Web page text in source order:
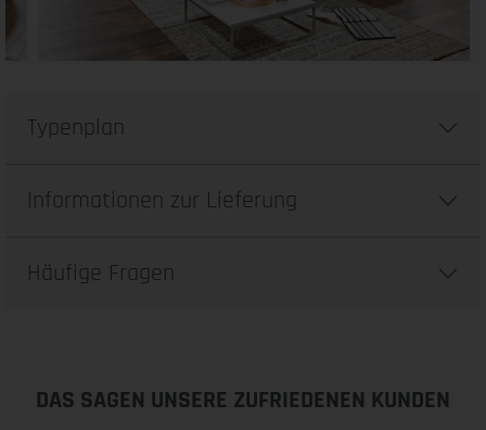
Typenplan
Informationen zur Lieferung
Häufige Fragen
DAS SAGEN UNSERE ZUFRIEDENEN KUNDEN